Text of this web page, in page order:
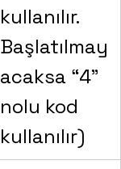
kullanılır.
Başlatılmay
acaksa “4”
nolu kod
kullanılır)